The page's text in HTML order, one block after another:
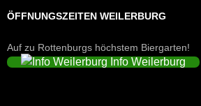
ÖFFNUNGSZEITEN WEILERBURG
Auf zu Rottenburgs höchstem Biergarten!
Info Weilerburg